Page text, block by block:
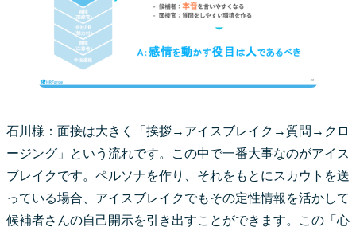
石川様：面接は大きく「挨拶→アイスブレイク→質問→クロ
ージング」という流れです。この中で一番大事なのがアイス
ブレイクです。ペルソナを作り、それをもとにスカウトを送
っている場合、アイスブレイクでもその定性情報を活かして
候補者さんの自己開示を引き出すことができます。この「心